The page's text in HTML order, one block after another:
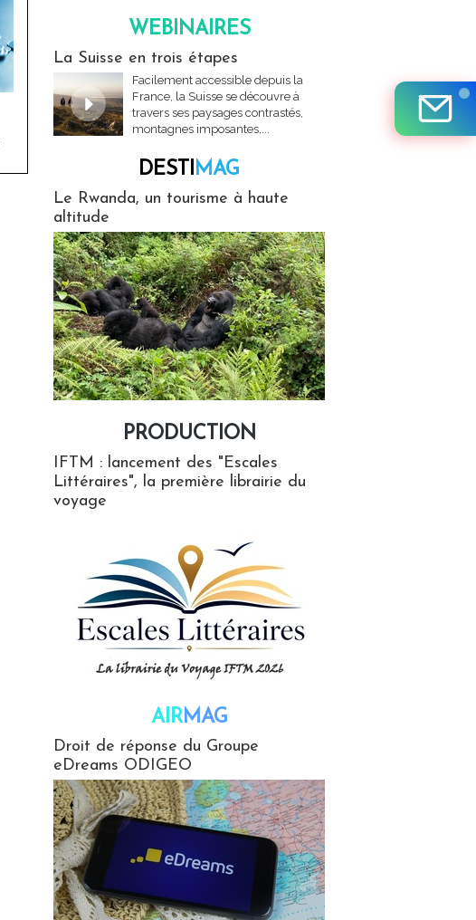
WEBINAIRES
La Suisse en trois étapes
Facilement accessible depuis la
France, la Suisse se découvre à
travers ses paysages contrastés,
montagnes imposantes,...
DESTIMAG
Le Rwanda, un tourisme à haute
altitude
PRODUCTION
IFTM : lancement des "Escales
Littéraires", la première librairie du
voyage
AIRMAG
Droit de réponse du Groupe
eDreams ODIGEO